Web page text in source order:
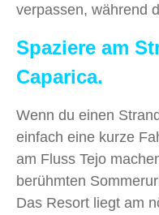
verpassen, während
Spaziere am
Caparica.
Wenn du einen
einfach eine kurze
am Fluss Tejo
berühmten
Das Resort liegt am